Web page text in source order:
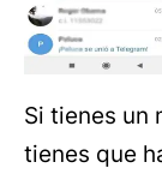
Si tienes un
tienes que